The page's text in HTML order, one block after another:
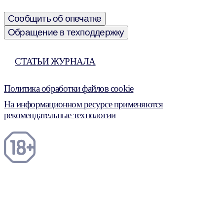
Сообщить об опечатке
Обращение в техподдержку
СТАТЬИ ЖУРНАЛА
Политика обработки файлов cookie
На информационном ресурсе применяются
рекомендательные технологии